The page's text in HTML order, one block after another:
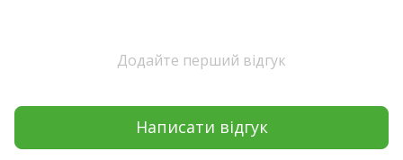
Додайте перший відгук
Написати відгук